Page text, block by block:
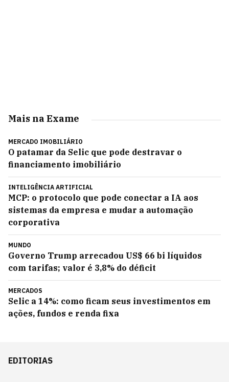
Mais na Exame
MERCADO IMOBILIÁRIO
O patamar da Selic que pode destravar o
financiamento imobiliário
INTELIGÊNCIA ARTIFICIAL
MCP: o protocolo que pode conectar a IA aos
sistemas da empresa e mudar a automação
corporativa
MUNDO
Governo Trump arrecadou US$ 66 bi líquidos
com tarifas; valor é 3,8% do déficit
MERCADOS
Selic a 14%: como ficam seus investimentos em
ações, fundos e renda fixa
EDITORIAS